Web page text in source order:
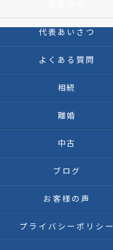
代表あいさつ
よくある質問
相続
離婚
中古
ブログ
お客様の声
プライバシーポリシー